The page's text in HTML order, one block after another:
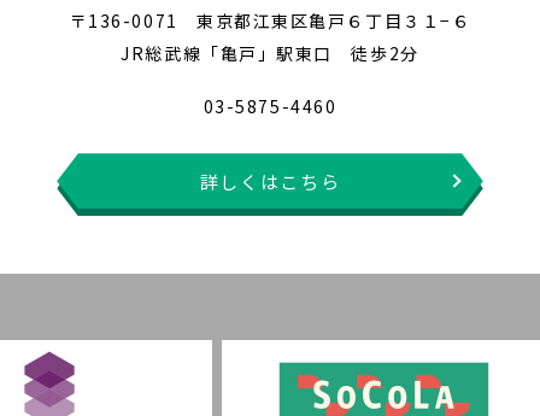
〒136-0071 東京都江東区亀戸６丁目３１−６
JR総武線「亀戸」駅東口 徒歩2分
03-5875-4460
詳しくはこちら